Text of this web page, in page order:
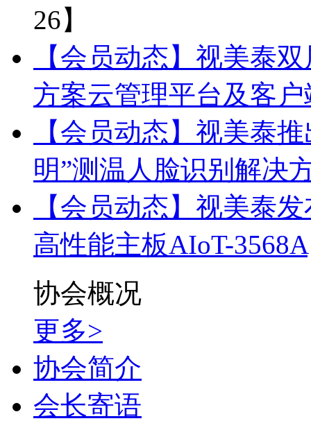
26】
【会员动态】视美泰
方案云管理平台及客
【会员动态】视美泰
明”测温人脸识别解决
【会员动态】视美泰
高性能主板AIoT-3568A
协会概况
更多>
协会简介
会长寄语